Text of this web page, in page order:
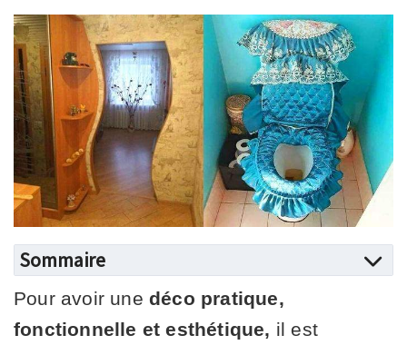
Sommaire
Pour avoir une déco pratique,
fonctionnelle et esthétique, il est